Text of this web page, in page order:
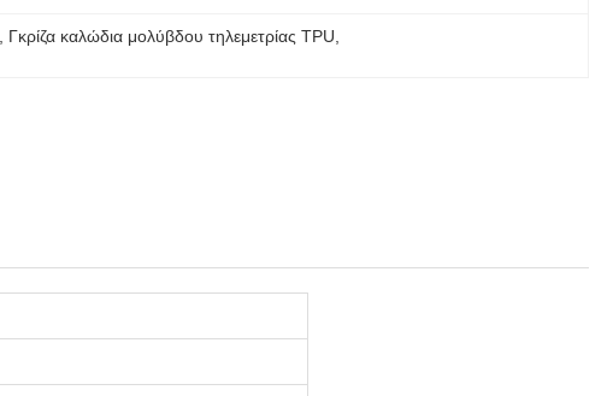
Γκρίζα καλώδια μολύβδου τηλεμετρίας TPU